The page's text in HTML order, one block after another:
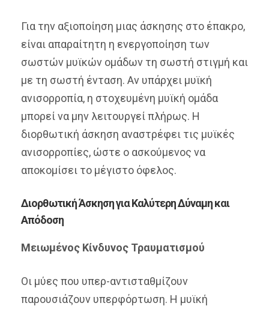
Για την αξιοποίηση μιας άσκησης στο έπακρο,
είναι απαραίτητη η ενεργοποίηση των
σωστών μυϊκών ομάδων τη σωστή στιγμή και
με τη σωστή ένταση. Αν υπάρχει μυϊκή
ανισορροπία, η στοχευμένη μυϊκή ομάδα
μπορεί να μην λειτουργεί πλήρως. Η
διορθωτική άσκηση αναστρέφει τις μυϊκές
ανισορροπίες, ώστε ο ασκούμενος να
αποκομίσει το μέγιστο όφελος.
Διορθωτική Άσκηση για Καλύτερη Δύναμη και
Απόδοση
Μειωμένος Κίνδυνος Τραυματισμού
Οι μύες που υπερ-αντισταθμίζουν
παρουσιάζουν υπερφόρτωση. Η μυϊκή